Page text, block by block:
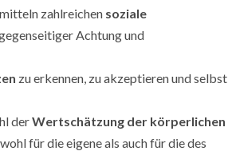
zahlreichen soziale
Achtung und
zu erkennen, zu akzeptieren und selbst
derWertschätzung der körperlichen
für die eigene als auch für die des